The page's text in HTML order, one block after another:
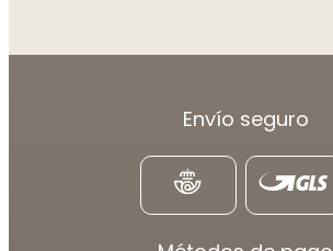
Envío seguro